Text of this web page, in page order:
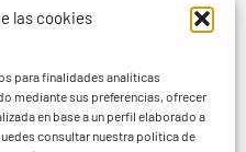
las cookies
para finalidades analíticas
mediante sus preferencias, ofrecer
en base a un perfil elaborado a
consultar nuestra política de
LEGAL
DE PRIVACIDAD
DE COOKIES (UE)